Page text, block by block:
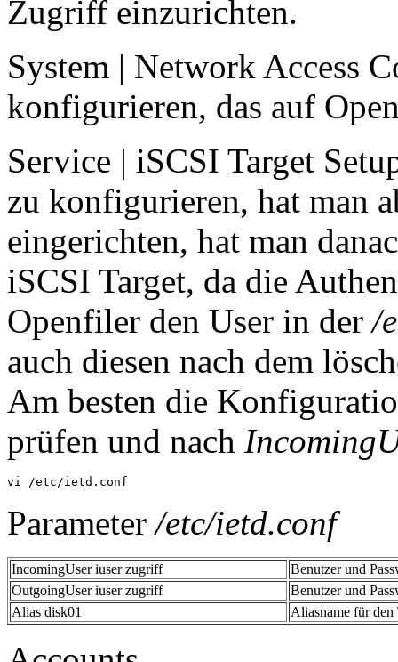
Zugriff einzurichten.
System | Network Access
konfigurieren, das auf
Service | iSCSI Target
zu konfigurieren, hat man
eingerichten, hat man
iSCSI Target, da die
Openfiler den User in der/
auch diesen nach dem
Am besten die
prüfen und nach
vi /etc/ietd.conf
Parameter/etc/ietd.conf
IncomingUser iuser zugriff
Benutzer und
OutgoingUser iuser zugriff
Benutzer und
Alias disk01
Aliasname für den